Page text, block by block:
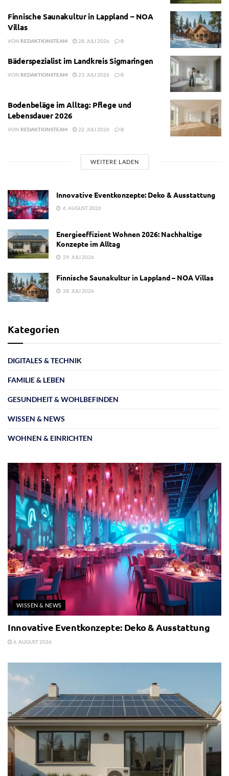
Finnische Saunakultur in Lappland – NOA
Villas
VON REDAKTIONSTEAM 28. JULI 2026 0
Bäderspezialist im Landkreis Sigmaringen
VON REDAKTIONSTEAM 23. JULI 2026 0
Bodenbeläge im Alltag: Pflege und
Lebensdauer 2026
VON REDAKTIONSTEAM 22. JULI 2026 0
WEITERE LADEN
Innovative Eventkonzepte: Deko & Ausstattung
6. AUGUST 2026
Energieeffizient Wohnen 2026: Nachhaltige
Konzepte im Alltag
29. JULI 2026
Finnische Saunakultur in Lappland – NOA Villas
28. JULI 2026
Kategorien
DIGITALES & TECHNIK
FAMILIE & LEBEN
GESUNDHEIT & WOHLBEFINDEN
WISSEN & NEWS
WOHNEN & EINRICHTEN
WISSEN & NEWS
Innovative Eventkonzepte: Deko & Ausstattung
6. AUGUST 2026